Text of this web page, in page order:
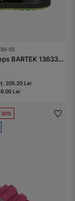
05
Mini first steps BARTEK 136330-05, negru-gri
205.20 Lei
Lei
30%